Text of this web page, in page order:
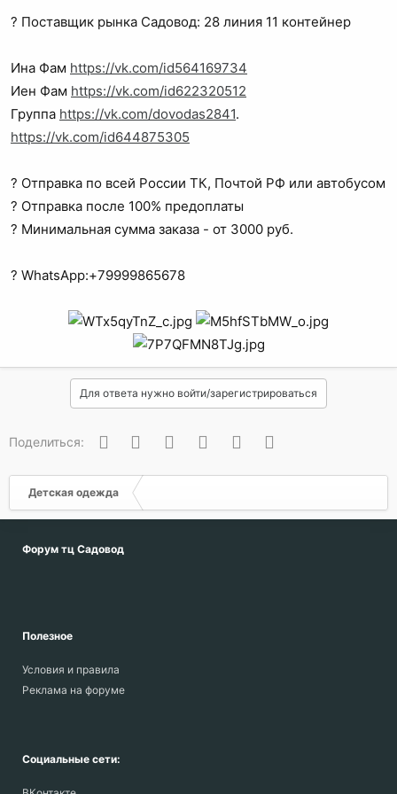
? Поставщик рынка Садовод: 28 линия 11 контейнер
Ина Фам https://vk.com/id564169734
Иен Фам https://vk.com/id622320512
Группа https://vk.com/dovodas2841.
https://vk.com/id644875305
? Отправка по всей России ТК, Почтой РФ или автобусом
? Отправка после 100% предоплаты
? Минимальная сумма заказа - от 3000 руб.
? WhatsApp:+79999865678
Для ответа нужно войти/зарегистрироваться
Поделиться: ВконтактеОдноклассники
Facebook
Twitter WhatsApp
Детская одежда
Форум тц Садовод
Полезное
Условия и правила
Реклама на форуме
Социальные сети: